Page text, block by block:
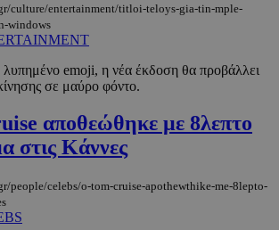
culture/entertainment/titloi-teloys-gia-tin-mple-
windows
λυπημένο emoji, η νέα έκδοση θα προβάλλει
σε μαύρο φόντο.
αποθεώθηκε με 8λεπτο
στις Κάννες
people/celebs/o-tom-cruise-apothewthike-me-8lepto-